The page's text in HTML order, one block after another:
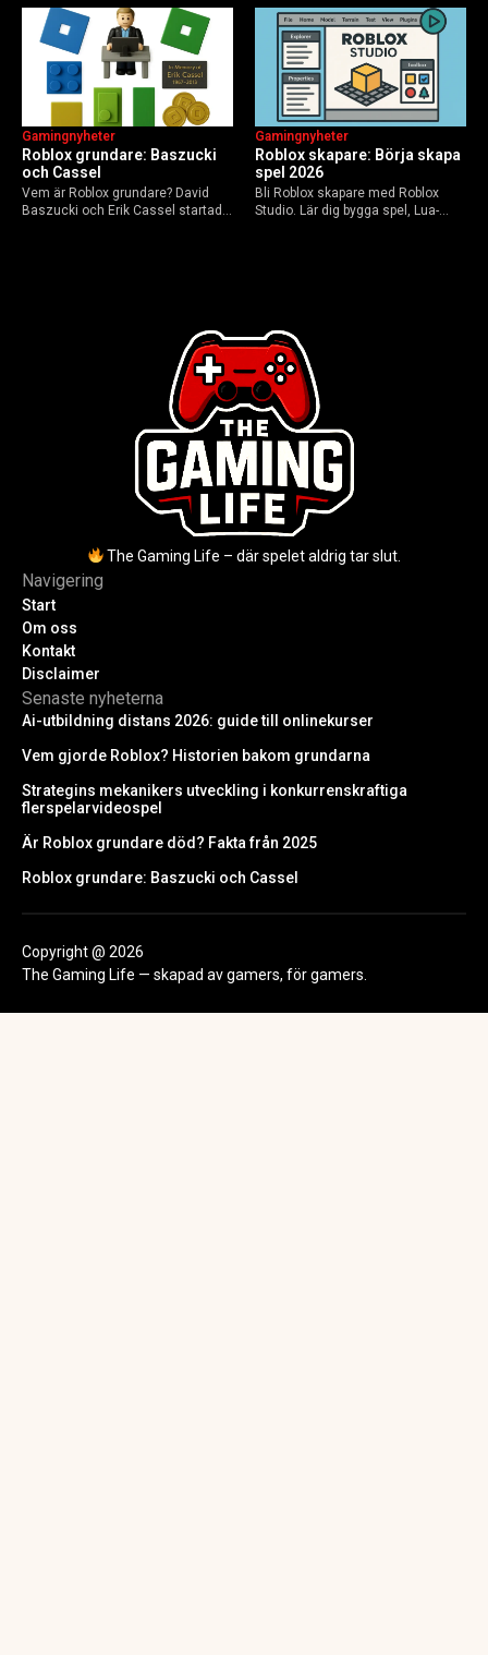
AI-drivna innovationer.
Roblox grundare: Baszucki
och Cassel
Gamingnyheter
Vem är Roblox grundare? David
Baszucki och Erik Cassel startade
Roblox skapare: Börja skapa
spel 2026
Gamingnyheter
Bli Roblox skapare med Roblox
Studio. Lär dig bygga spel, Lua-
The Gaming Life – där spelet aldrig tar slut.
Navigering
Start
Om oss
Kontakt
Disclaimer
Senaste nyheterna
Ai-utbildning distans 2026: guide till onlinekurser
Vem gjorde Roblox? Historien bakom grundarna
Strategins mekanikers utveckling i konkurrenskraftiga
flerspelarvideospel
Är Roblox grundare död? Fakta från 2025
Roblox grundare: Baszucki och Cassel
Copyright @ 2026
The Gaming Life — skapad av gamers, för gamers.